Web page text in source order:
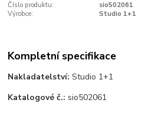
Číslo produktu:
sio502061
Výrobce:
Studio 1+1
Kompletní specifikace
Nakladatelství: Studio 1+1
Katalogové č.: sio502061